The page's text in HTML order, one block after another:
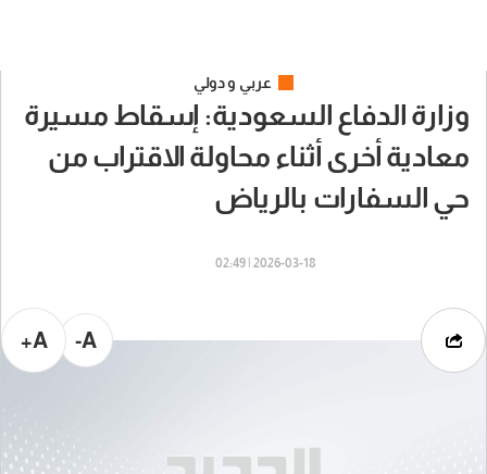
عربي و دولي
وزارة الدفاع السعودية: إسقاط مسيرة
معادية أخرى أثناء محاولة الاقتراب من
حي السفارات بالرياض
2026-03-18 | 02:49
A-
A+